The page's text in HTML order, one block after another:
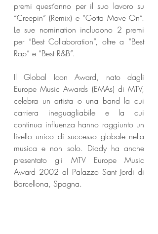
premi quest’anno per il suo lavoro su
“Creepin” (Remix) e “Gotta Move On”.
Le sue nomination includono 2 premi
per “Best Collaboration”, oltre a “Best
Rap” e “Best R&B”.
Il Global Icon Award, nato dagli
Europe Music Awards (EMAs) di MTV,
celebra un artista o una band la cui
carriera ineguagliabile e la cui
continua influenza hanno raggiunto un
livello unico di successo globale nella
musica e non solo. Diddy ha anche
presentato gli MTV Europe Music
Award 2002 al Palazzo Sant Jordi di
Barcellona, Spagna.